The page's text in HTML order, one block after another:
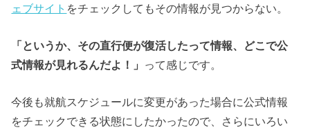
ェブサイト をチェックしてもその情報が見つからない。
「というか、その直行便が復活したって情報、どこで公
式情報が見れるんだよ！」 って感じです。
今後も就航スケジュールに変更があった場合に公式情報
をチェックできる状態にしたかったので、さらにいろい